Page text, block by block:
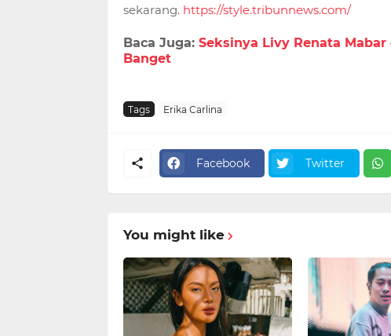
sekarang. https://style.tribunnews.com/
Baca Juga: Seksinya Livy Renata
Banget
Tags Erika Carlina
Facebook Twitter
You might like